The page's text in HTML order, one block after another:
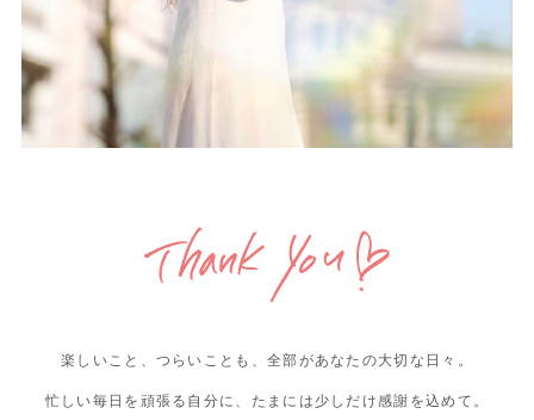
楽しいこと、つらいことも、全部があなたの大切な日々。
忙しい毎日を頑張る自分に、たまには少しだけ感謝を込めて。